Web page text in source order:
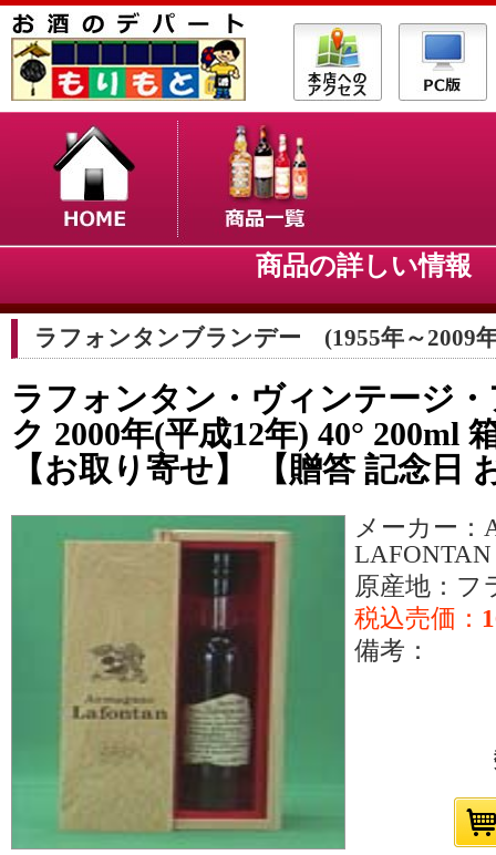
商品の詳しい情
ラフォンタンブランデー (1955年～2009
ラフォンタン・ヴィンテージ
ク 2000年(平成12年) 40° 200ml
【お取り寄せ】 【贈答 記念
メーカー：
LAFONTAN
原産地：フ
税込売価：
備考：